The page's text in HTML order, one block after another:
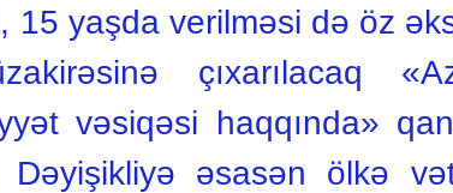
15 yaşda verilməsi də öz
çıxarılacaq
vəsiqəsi haqqında»
əsasən ölkə